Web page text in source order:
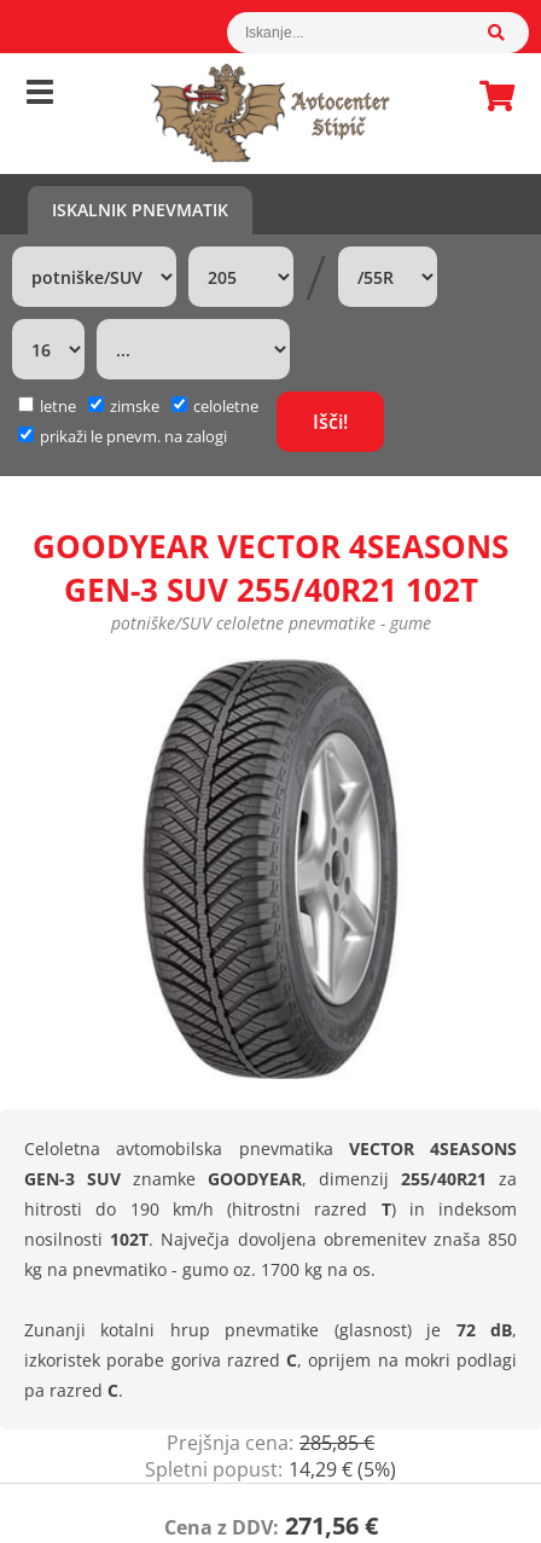
ISKALNIK PNEVMATIK
/
letne zimske
celoletne
prikaži le pnevm. na zalogi
GOODYEAR VECTOR 4SEASONS
GEN-3 SUV 255/40R21 102T
potniške/SUV celoletne pnevmatike - gume
Celoletna avtomobilska pnevmatika VECTOR 4SEASONS
GEN-3 SUV znamke GOODYEAR, dimenzij 255/40R21
za
hitrosti do 190 km/h (hitrostni razred T) in indeksom
nosilnosti 102T. Največja dovoljena obremenitev znaša 850
kg na pnevmatiko - gumo oz. 1700 kg na os.
Zunanji kotalni hrup pnevmatike (glasnost) je 72 dB,
izkoristek porabe goriva razred C, oprijem na mokri podlagi
pa razred C.
Prejšnja cena: 285,85 €
Spletni popust: 14,29 € (5%)
Cena z DDV: 271,56 €